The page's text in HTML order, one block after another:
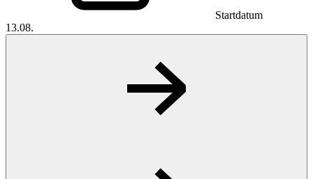
Startdatum
13.08.